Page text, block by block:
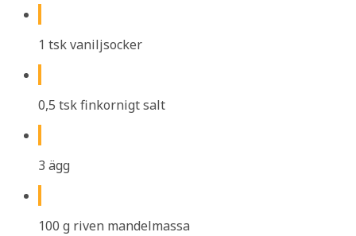
1 tsk vaniljsocker
0,5 tsk finkornigt salt
3 ägg
100 g riven mandelmassa